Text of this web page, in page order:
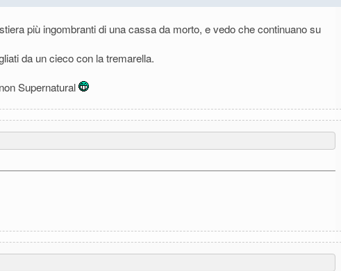
più ingombranti di una cassa da morto, e vedo che continuano su
da un cieco con la tremarella.
Supernatural